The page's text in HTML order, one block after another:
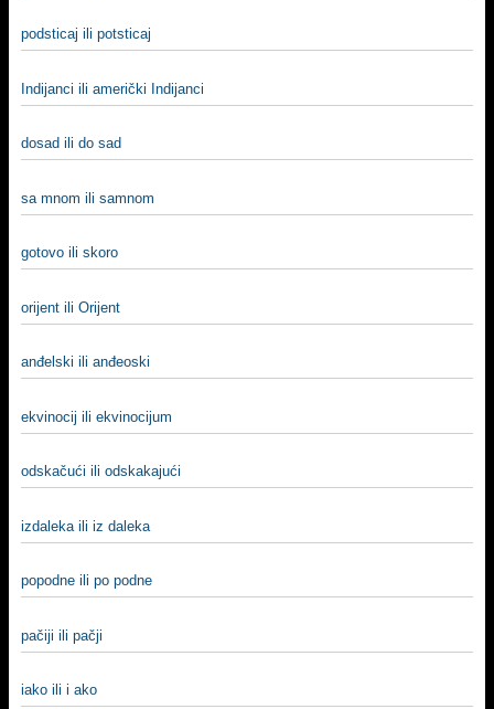
podsticaj ili potsticaj
Indijanci ili američki Indijanci
dosad ili do sad
sa mnom ili samnom
gotovo ili skoro
orijent ili Orijent
anđelski ili anđeoski
ekvinocij ili ekvinocijum
odskačući ili odskakajući
izdaleka ili iz daleka
popodne ili po podne
pačiji ili pačji
iako ili i ako